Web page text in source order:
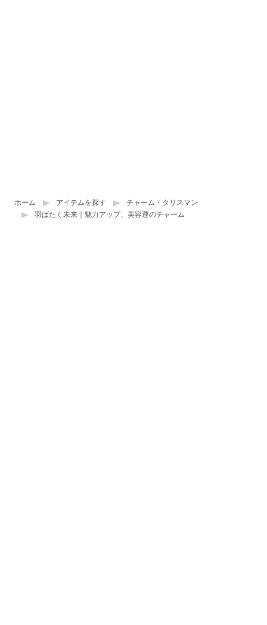
ホーム アイテムを探す
チャーム・タリスマン
羽ばたく未来｜魅力アップ、美容運のチャーム